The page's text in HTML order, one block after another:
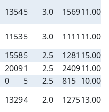
13545 3.0 156911.00
11535 3.0 1111 11.00
15585 2.5 1281 15.00
20091 2.5 240911.00
0 5 2.5 815 10.00
13294 2.0 127513.00